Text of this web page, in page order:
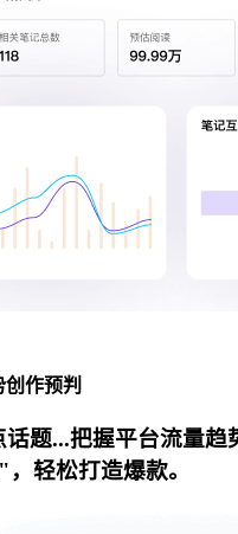
作预判
题...把握平台流量趋
轻松打造爆款。